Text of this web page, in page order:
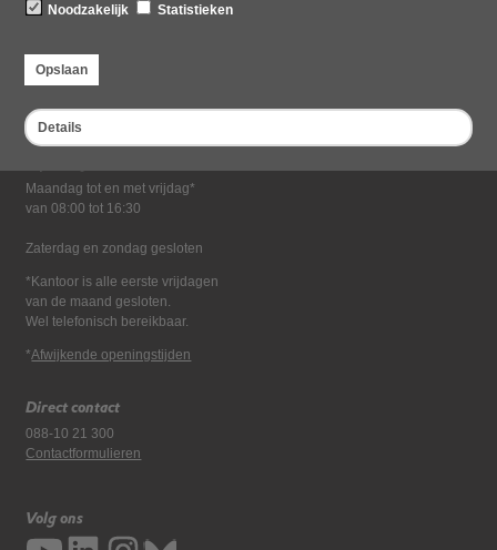
Noodzakelijk
Statistieken
Opslaan
Details
Dampten 2, 1624 NR Hoorn
Postadres
Postbus 2095, 1620 EB Hoorn
Maandag tot en met vrijdag*
van 08:00 tot 16:30
Zaterdag en zondag gesloten
*Kantoor is alle eerste vrijdagen
van de maand gesloten.
Wel telefonisch bereikbaar.
*Afwijkende openingstijden
Direct contact
088-10 21 300
Contactformulieren
Volg ons